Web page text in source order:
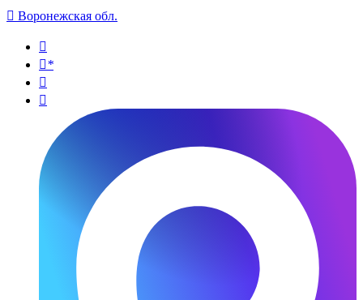
 Воронежская обл.

*

